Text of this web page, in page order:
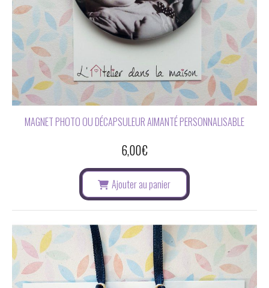
MAGNET PHOTO OU DÉCAPSULEUR AIMANTÉ PERSONNALISABLE
6,00€
Ajouter au panier